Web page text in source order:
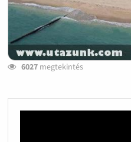
6027megtekintés